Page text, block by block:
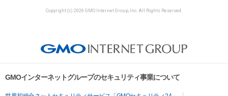
Copyright (c) 2026 GMO Internet Group, Inc. All Rights Reserved.
GMOインターネットグループのセキュリティ事業について